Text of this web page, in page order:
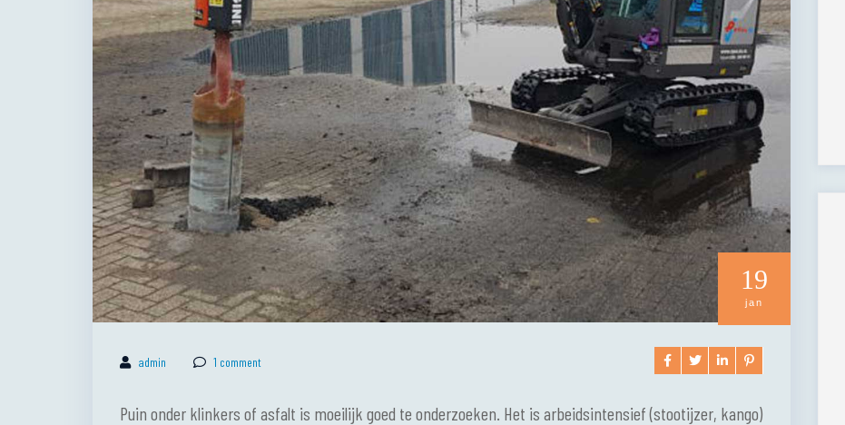
admin 1 comment
19
jan
Puin onder klinkers of asfalt is moeilijk goed te onderzoeken. Het is arbeidsintensief (stootijzer, kango)